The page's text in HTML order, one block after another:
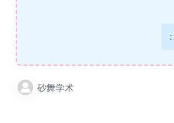
:
砂舞学术